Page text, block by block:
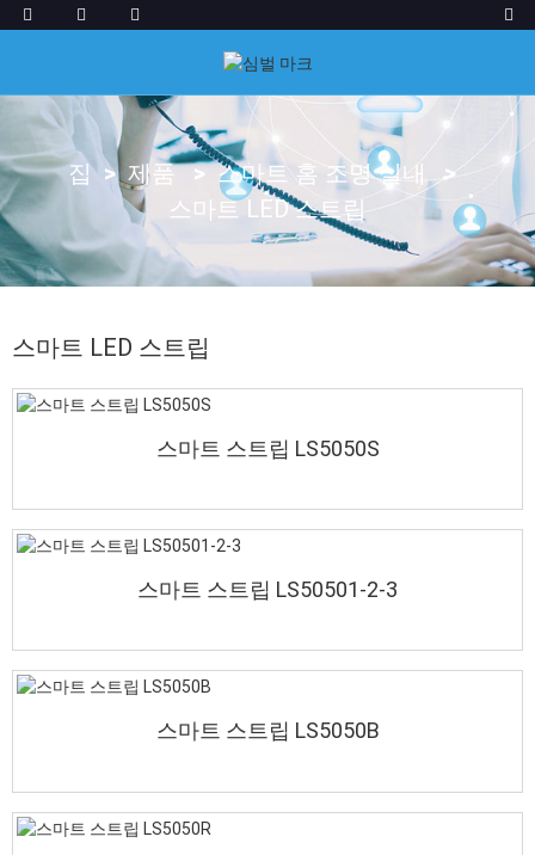
집 제품
스마트 홈 조명 실내
스마트 LED 스트립
스마트 LED 스트립
스마트 스트립 LS5050S
스마트 스트립 LS50501-2-3
스마트 스트립 LS5050B